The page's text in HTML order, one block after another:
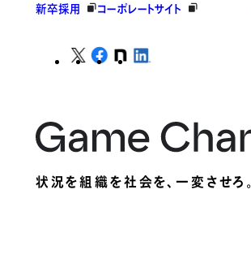
新卒採用 コーポレートサイト
状況を組織を社会を、一変させろ。